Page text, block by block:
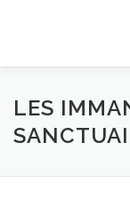
ACCUEIL
LES